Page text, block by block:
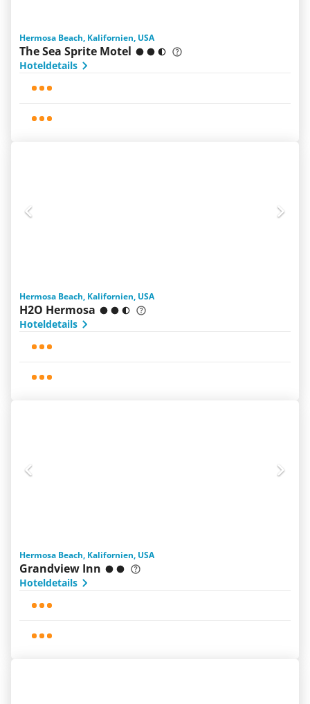
Hermosa Beach, Kalifornien, USA
The Sea Sprite Motel
Hoteldetails
Hermosa Beach, Kalifornien, USA
H2O Hermosa
Hoteldetails
Hermosa Beach, Kalifornien, USA
Grandview Inn
Hoteldetails